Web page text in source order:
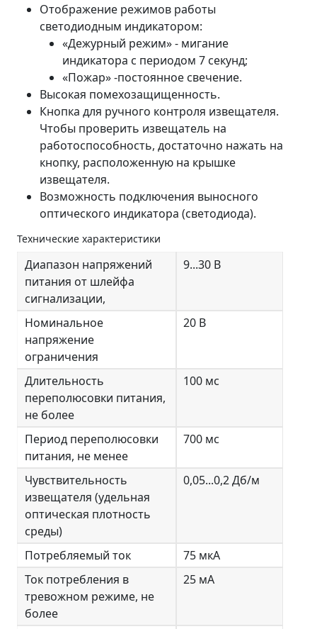
Отображение режимов работы
светодиодным индикатором:
«Дежурный режим» - мигание
индикатора с периодом 7 секунд;
«Пожар» -постоянное свечение.
Высокая помехозащищенность.
Кнопка для ручного контроля извещателя.
Чтобы проверить извещатель на
работоспособность, достаточно нажать на
кнопку, расположенную на крышке
извещателя.
Возможность подключения выносного
оптического индикатора (светодиода).
Технические характеристики
Диапазон напряжений
питания от шлейфа
сигнализации,
9...30 В
Номинальное
напряжение
ограничения
20 В
Длительность
переполюсовки питания,
не более
100 мс
Период переполюсовки
питания, не менее
700 мс
Чувствительность
извещателя (удельная
оптическая плотность
среды)
0,05...0,2 Дб/м
Потребляемый ток
75 мкА
Ток потребления в
тревожном режиме, не
более
25 мА